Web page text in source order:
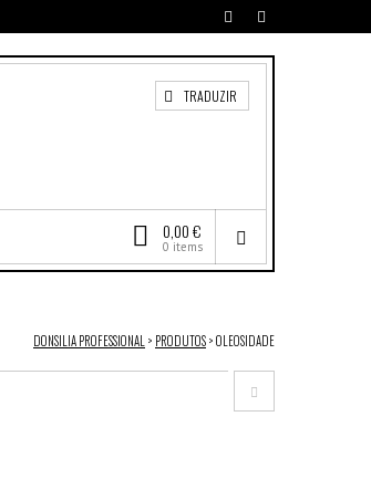
TRADUZIR
0,00 €
0 items
DONSILIA PROFESSIONAL > PRODUTOS>OLEOSIDADE